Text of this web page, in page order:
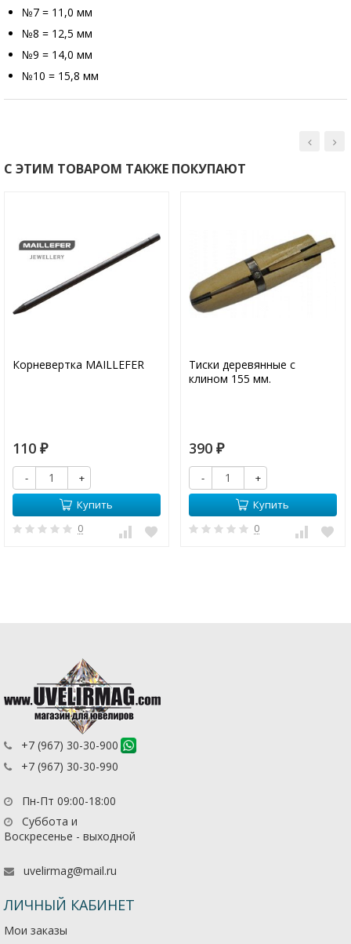
№7 = 11,0 мм
№8 = 12,5 мм
№9 = 14,0 мм
№10 = 15,8 мм
С ЭТИМ ТОВАРОМ ТАКЖЕ ПОКУПАЮТ
Корневертка MAILLEFER
110 ₽
-
+
Купить
0
Тиски деревянные с
клином 155 мм.
390 ₽
-
+
Купить
0
+7 (967) 30-30-900
+7 (967) 30-30-990
Пн-Пт 09:00-18:00
Суббота и
Воскресенье - выходной
uvelirmag@mail.ru
ЛИЧНЫЙ КАБИНЕТ
Мои заказы